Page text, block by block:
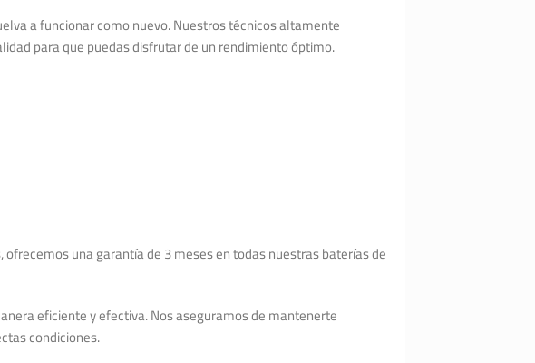
a funcionar como nuevo. Nuestros técnicos altamente
para que puedas disfrutar de un rendimiento óptimo.
una garantía de 3 meses en todas nuestras baterías de
eficiente y efectiva. Nos aseguramos de mantenerte
condiciones.